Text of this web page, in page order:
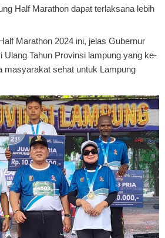
Half Marathon dapat terlaksana lebih
Marathon 2024 ini, jelas Gubernur
Ulang Tahun Provinsi lampung yang ke-
masyarakat sehat untuk Lampung